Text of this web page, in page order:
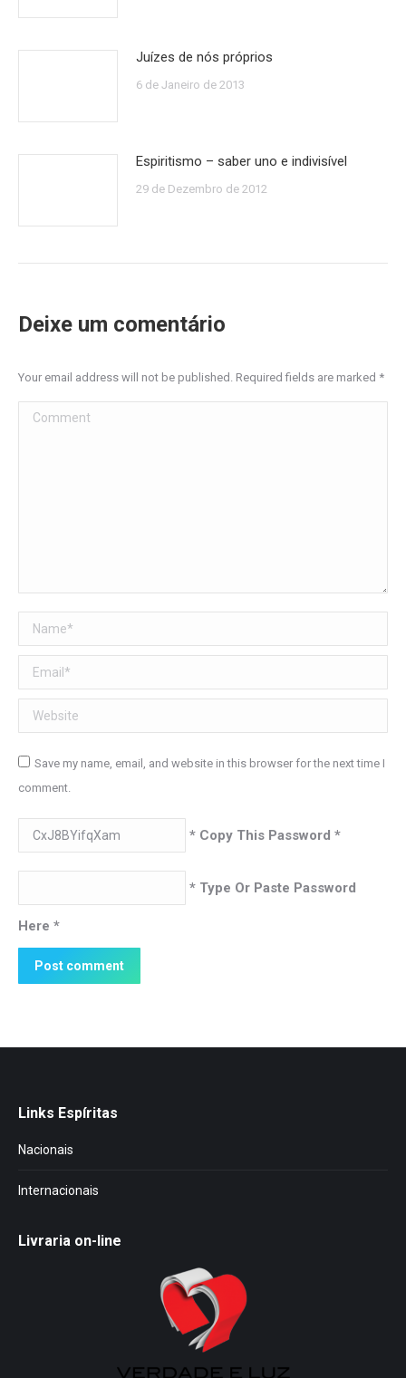
Juízes de nós próprios
6 de Janeiro de 2013
Espiritismo – saber uno e indivisível
29 de Dezembro de 2012
Deixe um comentário
Your email address will not be published. Required fields are marked *
Comment
Name *
Email *
Website
Save my name, email, and website in this browser for the next time I
comment.
* Copy This Password *
* Type Or Paste Password
Here *
Post comment
Links Espíritas
Nacionais
Internacionais
Livraria on-line